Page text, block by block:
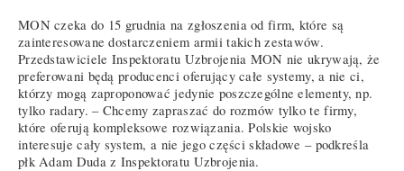
MON czeka do 15 grudnia na zgłoszenia od firm, które są
zainteresowane dostarczeniem armii takich zestawów.
Przedstawiciele Inspektoratu Uzbrojenia MON nie ukrywają, że
preferowani będą producenci oferujący całe systemy, a nie ci,
którzy mogą zaproponować jedynie poszczególne elementy, np.
tylko radary. – Chcemy zapraszać do rozmów tylko te firmy,
które oferują kompleksowe rozwiązania. Polskie wojsko
interesuje cały system, a nie jego części składowe – podkreśla
płk Adam Duda z Inspektoratu Uzbrojenia.